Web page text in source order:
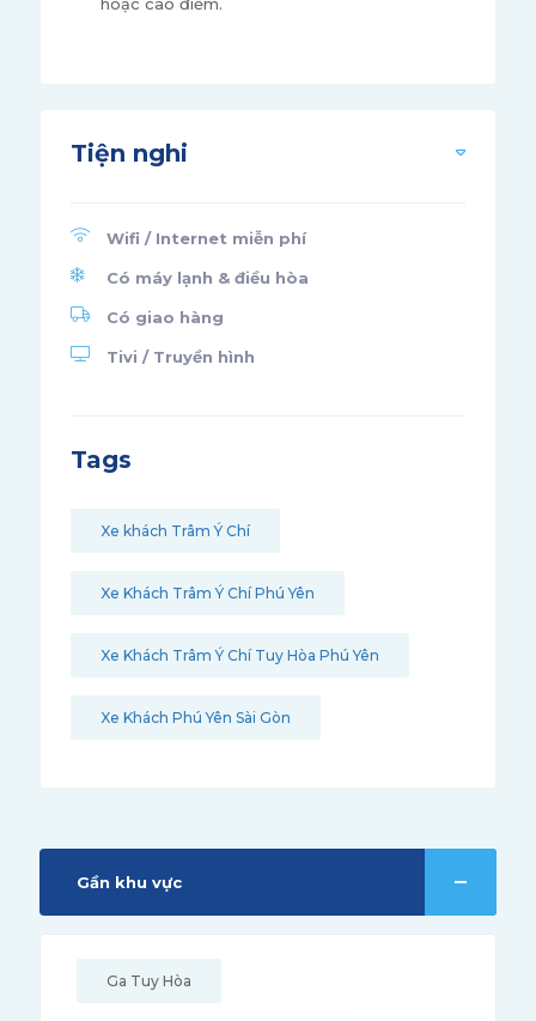
Tiện nghi
Wifi / Internet miễn phí
Có máy lạnh & điều hòa
Có giao hàng
Tivi / Truyền hình
Tags
Xe khách Trâm Ý Chí
Xe Khách Trâm Ý Chí Phú Yên
Xe Khách Trâm Ý Chí Tuy Hòa Phú Yên
Xe Khách Phú Yên Sài Gòn
Gần khu vực
Ga Tuy Hòa